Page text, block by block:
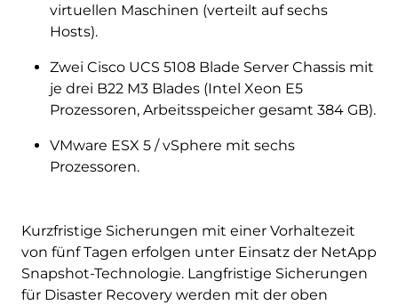
virtuellen Maschinen (verteilt auf sechs
Hosts).
Zwei Cisco UCS 5108 Blade Server Chassis mit
je drei B22 M3 Blades (Intel Xeon E5
Prozessoren, Arbeitsspeicher gesamt 384 GB).
VMware ESX 5 / vSphere mit sechs
Prozessoren.
Kurzfristige Sicherungen mit einer Vorhaltezeit
von fünf Tagen erfolgen unter Einsatz der NetApp
Snapshot-Technologie. Langfristige Sicherungen
für Disaster Recovery werden mit der oben